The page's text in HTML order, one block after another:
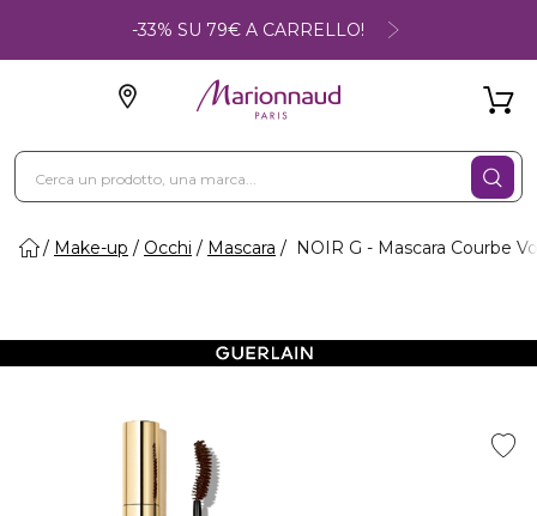
-33% SU 79€ A CARRELLO!
Make-up Occhi Mascara NOIR G - Mascara Courbe